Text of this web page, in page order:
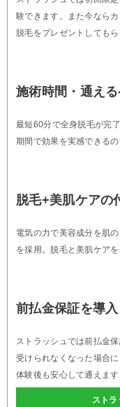
験できます。また今なら
脱毛をプレゼントしても
施術時間・通え
最短60分で全身脱毛が完
期間で効果を実感できるの
脱毛+美肌ケアの
電気の力で美容成分を肌
を採用。脱毛と美肌ケア
前払金保証を導入
ストラッシュでは前払金
受けられなくなった場合
体験後も安心して通えます
スト